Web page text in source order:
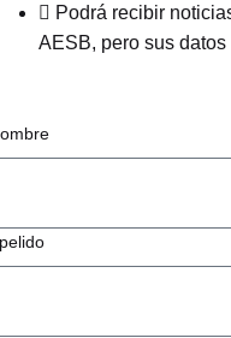
Podrá recibir
AESB, pero sus